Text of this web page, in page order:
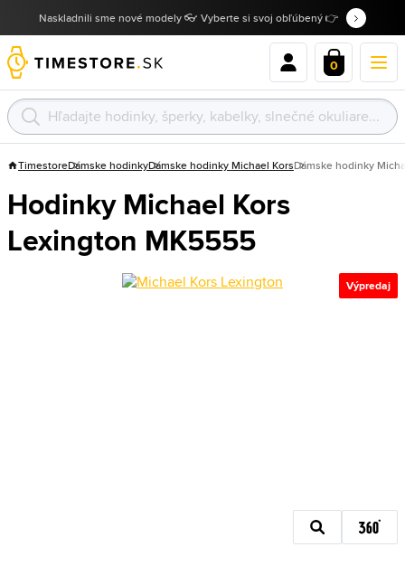
Naskladnili sme nové modely 👓 Vyberte si svoj obľúbený 👉
0
TimestoreDámske hodinkyDámske hodinky Michael KorsDámske hodinky
Hodinky Michael Kors
Lexington MK5555
Výpredaj